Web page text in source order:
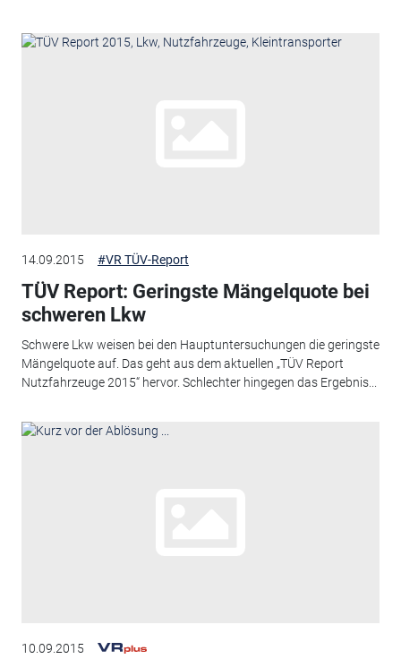
14.09.2015 #VR TÜV-Report
TÜV Report: Geringste Mängelquote bei
schweren Lkw
Schwere Lkw weisen bei den Hauptuntersuchungen die geringste
Mängelquote auf. Das geht aus dem aktuellen „TÜV Report
Nutzfahrzeuge 2015“ hervor. Schlechter hingegen das Ergebnis...
10.09.2015